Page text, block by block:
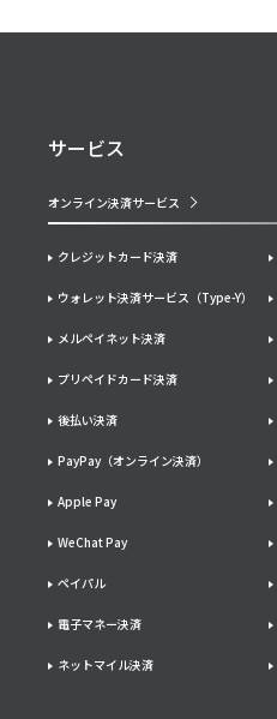
サービス
オンライン決済サービス
クレジットカード決済
後払い決済
ペイパル
メルペイネット決済
プリペイドカード決済
Apple Pay
PayPay（オンライン決済）
ウォレット決済サービス（Type-Y）
WeChat Pay
電子マネー決済
ネットマイル決済